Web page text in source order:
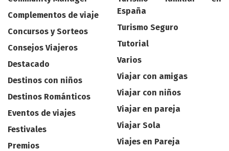
Complementos de viaje
Concursos y Sorteos
Consejos Viajeros
Destacado
Destinos con niños
Destinos Románticos
Eventos de viajes
Festivales
Premios
España
Turismo Seguro
Tutorial
Varios
Viajar con amigas
Viajar con niños
Viajar en pareja
Viajar Sola
Viajes en Pareja